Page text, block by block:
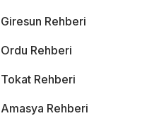
Giresun Rehberi
Ordu Rehberi
Tokat Rehberi
Amasya Rehberi